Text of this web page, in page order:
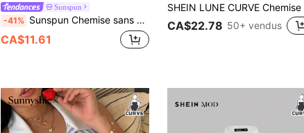
Sunspun
-41% Sunspun Chemise sans manches à la mode grande taille avec col amovible à cravate, décontractée pour le printemps/été
CA$11.61
CA$22.78 50+ vendus